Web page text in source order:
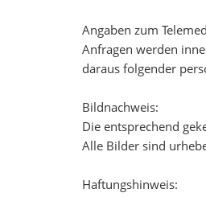
Angaben zum
Anfragen werden
daraus folgender
Bildnachweis:
Die entsprechend
Alle Bilder sind
Haftungshinweis: